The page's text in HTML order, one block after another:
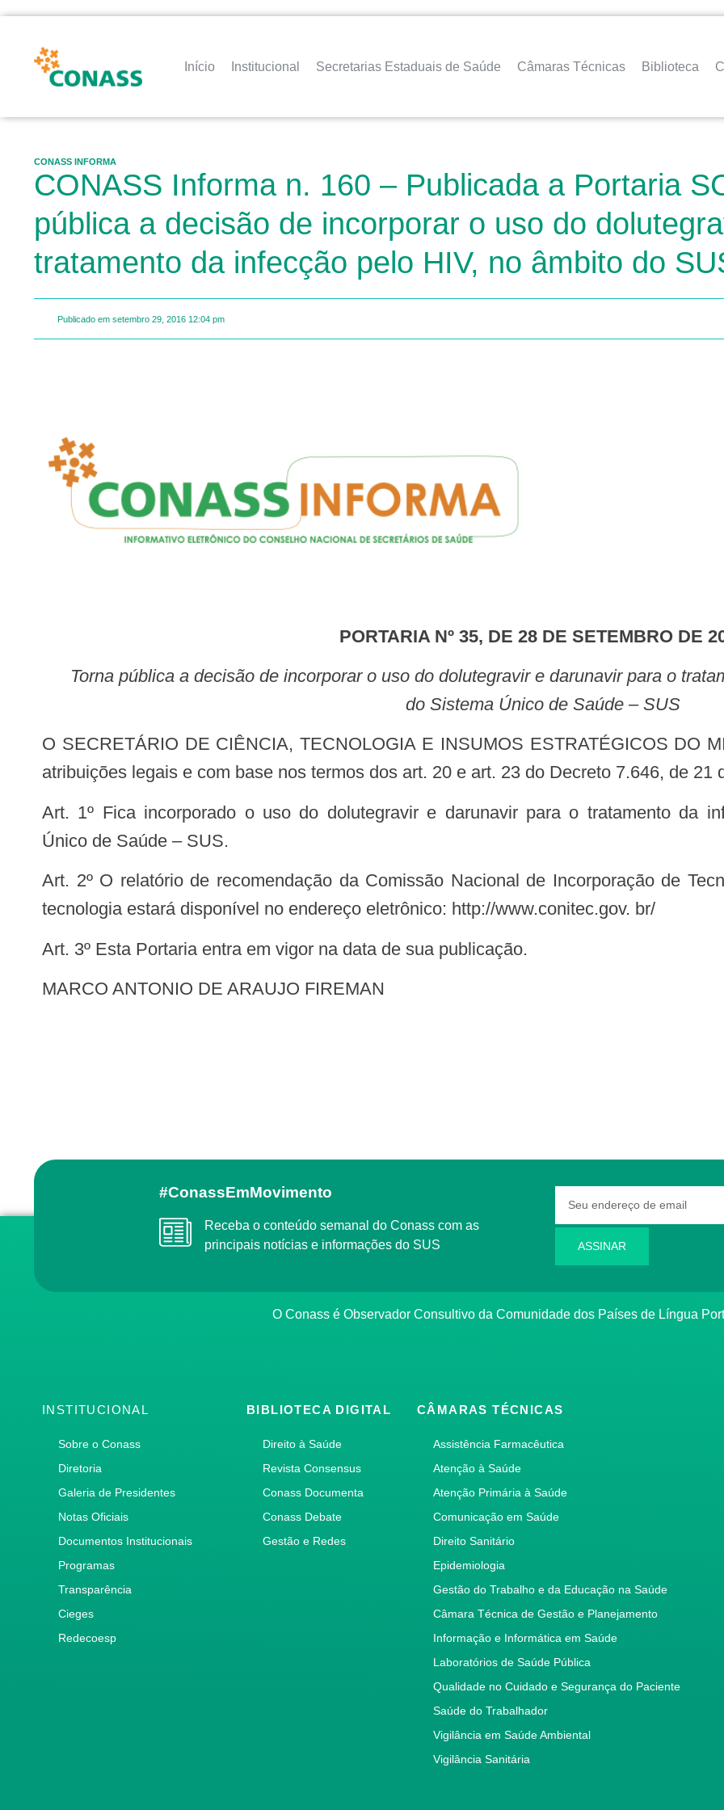
Início Institucional Secretarias Estaduais de Saúde Câmaras Técnicas Biblioteca
CONASS INFORMA
CONASS Informa n. 160 – Publicada a Portaria
pública a decisão de incorporar o uso do
tratamento da infecção pelo HIV, no âmbito do
Publicado em setembro 29, 2016 12:04 pm
PORTARIA Nº 35, DE 28 DE SETEMBRO DE
Torna pública a decisão de incorporar o uso do dolutegravir e darunavir para o tratamento da infecção pelo HIV, no âmbito
do Sistema Único de Saúde – SUS
O SECRETÁRIO DE CIÊNCIA, TECNOLOGIA E INSUMOS ESTRATÉGICOS DO MINISTÉRIO DA SAÚDE, no uso de suas
atribuições legais e com base nos termos dos art. 20 e art. 23 do Decreto 7.646, de 21
Art. 1º Fica incorporado o uso do dolutegravir e darunavir para o tratamento da infecção pelo HIV, no âmbito do Sistema
Único de Saúde – SUS.
Art. 2º O relatório de recomendação da Comissão Nacional de Incorporação de Tecnologias no SUS (CONITEC) sobre essa
tecnologia estará disponível no endereço eletrônico: http://www.conitec.gov. br/
Art. 3º Esta Portaria entra em vigor na data de sua publicação.
MARCO ANTONIO DE ARAUJO FIREMAN
#ConassEmMovimento
Receba o conteúdo semanal do Conass com as
principais notícias e informações do SUS
ASSINAR
O Conass é Observador Consultivo da Comunidade dos Países de Língua
INSTITUCIONAL
Sobre o Conass
Diretoria
Galeria de Presidentes
Notas Oficiais
Documentos Institucionais
Programas
Transparência
Cieges
Redecoesp
BIBLIOTECA DIGITAL
Direito à Saúde
Revista Consensus
Conass Documenta
Conass Debate
Gestão e Redes
CÂMARAS TÉCNICAS
Assistência Farmacêutica
Atenção à Saúde
Atenção Primária à Saúde
Comunicação em Saúde
Direito Sanitário
Epidemiologia
Gestão do Trabalho e da Educação na Saúde
Câmara Técnica de Gestão e Planejamento
Informação e Informática em Saúde
Laboratórios de Saúde Pública
Qualidade no Cuidado e Segurança do Paciente
Saúde do Trabalhador
Vigilância em Saúde Ambiental
Vigilância Sanitária